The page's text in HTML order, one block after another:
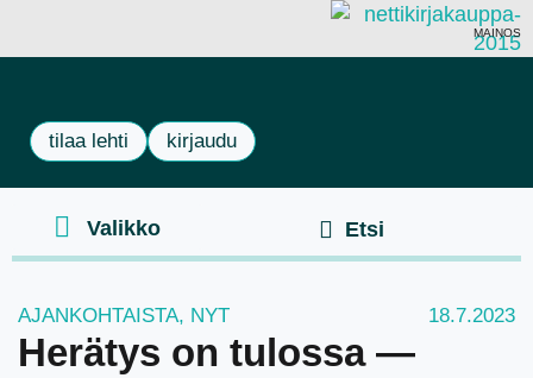
MAINOS
tilaa lehti kirjaudu
AJANKOHTAISTA, NYT 18.7.2023
Herätys on tulossa —